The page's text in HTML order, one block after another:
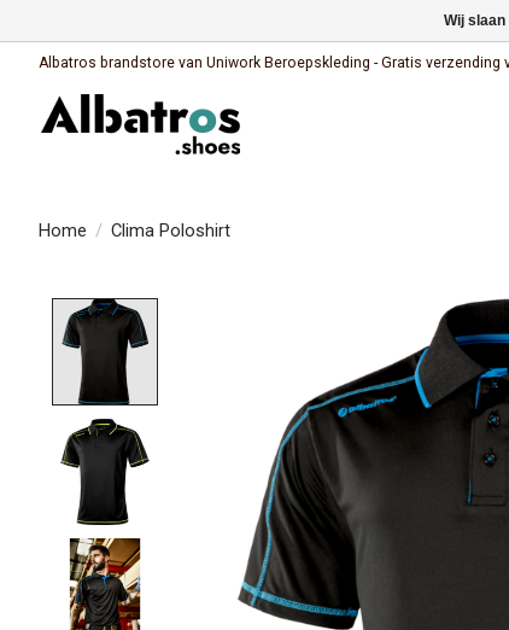
Albatros brandstore van Uniwork Beroepskleding - Gratis
Home / Clima Poloshirt
Product image slideshow Items
Wij